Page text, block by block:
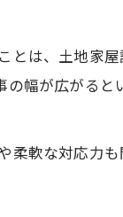
とは、土地家
幅が広がると
柔軟な対応力